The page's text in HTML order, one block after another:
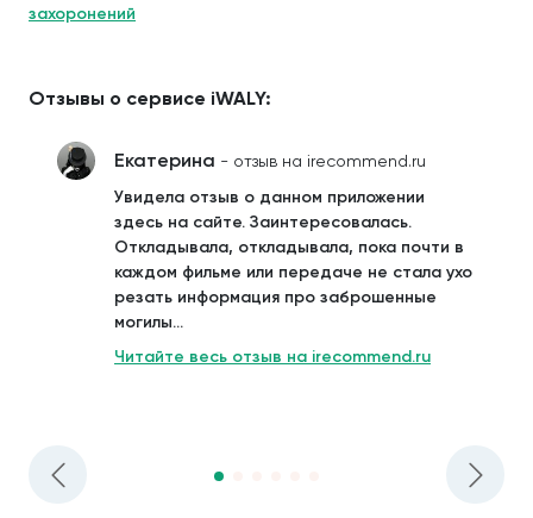
захоронений
Отзывы о сервисе iWALY:
Екатерина - отзыв на irecommend.ru
Увидела отзыв о данном приложении
здесь на сайте. Заинтересовалась.
Откладывала, откладывала, пока почти в
каждом фильме или передаче не стала ухо
резать информация про заброшенные
могилы...
Читайте весь отзыв на irecommend.ru